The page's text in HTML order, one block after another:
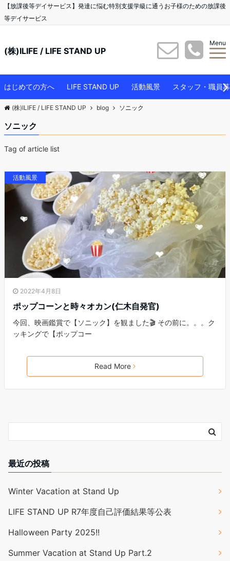
【放課後等デイサービス】発達に悩む特別支援学級に通うお子様のための放課後
等デイサービス
(株)ILIFE / LIFE STAND UP
Menu
はじめての方へ LIFE STAND UP 活動風景 スタッフ・職員
(株)ILIFE / LIFE STAND UP blog ソニック
ソニック
Tag of article list
活動風景
2022年4月8日
ポップコーンと時々オカン(仁木自発官)
今回、映画鑑賞で【ソニック】を観ました🎬 その前に。。。ク
ッキングで【ポップコー
Read More
最近の投稿
Winter Vacation at Stand Up
LIFE STAND UP R7年度自己評価結果等公表
Halloween Party 2025!!
Summer Vacation at Stand Up Part.2